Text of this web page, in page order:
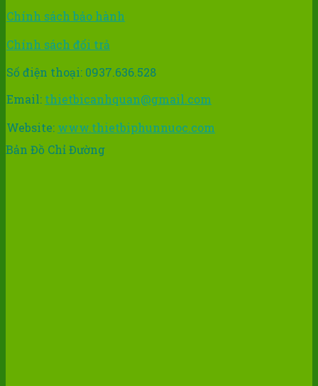
Chính sách bảo hành
Chính sách đổi trả
Số điện thoại: 0937.636.528
Email: thietbicanhquan@gmail.com
Website: www.thietbiphunnuoc.com
Bản Đồ Chỉ Đường